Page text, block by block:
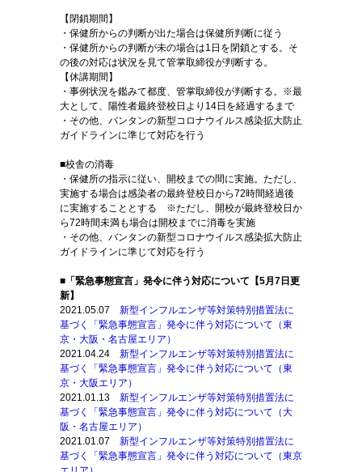
【閉鎖期間】
・保健所からの判断が出た場合は保健所判断に従う
・保健所からの判断が未の場合は1日を閉鎖とする。そ
の後の対応は状況を見て管掌取締役が判断する。
【休講期間】
・事例状況を鑑みて都度、管掌取締役が判断する。※最
大として、陽性者最終登校日より14日を経過するまで
・その他、バンタンの新型コロナウイルス感染拡大防止
ガイドラインに準じて対応を行う
■校舎の消毒
・保健所の指示に従い、開校までの間に実施。ただし、
実施する場合は感染者の最終登校日から72時間経過後
に実施することとする ※ただし、開校が最終登校日か
ら72時間未満も場合は開校までに消毒を実施
・その他、バンタンの新型コロナウイルス感染拡大防止
ガイドラインに準じて対応を行う
■「緊急事態宣言」発令に伴う対応について【5月7日更
新】
2021.05.07 新型インフルエンザ等対策特別措置法に
基づく「緊急事態宣言」発令に伴う対応について（東
京・大阪・名古屋エリア）
2021.04.24 新型インフルエンザ等対策特別措置法に
基づく「緊急事態宣言」発令に伴う対応について（東
京・大阪エリア）
2021.01.13 新型インフルエンザ等対策特別措置法に
基づく「緊急事態宣言」発令に伴う対応について（大
阪・名古屋エリア）
2021.01.07 新型インフルエンザ等対策特別措置法に
基づく「緊急事態宣言」発令に伴う対応について（東京